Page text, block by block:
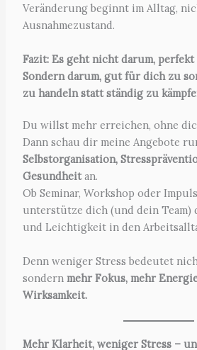
Veränderung beginnt im Alltag,
Ausnahmezustand.
Fazit: Es geht nicht darum,
Sondern darum, gut für dich zu
zu handeln statt ständig zu
Du willst mehr erreichen, ohne
Dann schau dir meine Angebote
Selbstorganisation,
Gesundheitan.
Ob Seminar, Workshop oder
unterstütze dich (und dein Team)
und Leichtigkeit in den
Denn weniger Stress bedeutet
sondern mehr Fokus, mehr
Wirksamkeit.
Mehr Klarheit, weniger Stress –